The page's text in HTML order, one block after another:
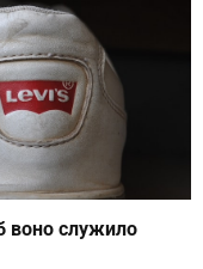
воно служило